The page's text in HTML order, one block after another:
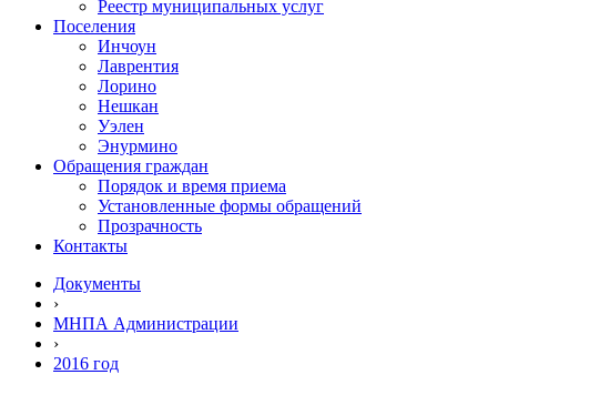
Реестр муниципальных услуг
Поселения
Инчоун
Лаврентия
Лорино
Нешкан
Уэлен
Энурмино
Обращения граждан
Порядок и время приема
Установленные формы обращений
Прозрачность
Контакты
Документы
›
МНПА Администрации
›
2016 год